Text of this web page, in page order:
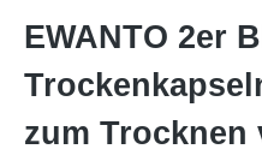
EWANTO 2er
zum Trocknen